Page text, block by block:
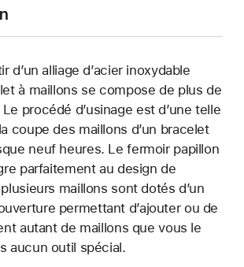
d’un alliage d’acier inoxydable
à maillons se compose de plus de
procédé d’usinage est d’une telle
coupe des maillons d’un bracelet
neuf heures. Le fermoir papillon
parfaitement au design de
maillons sont dotés d’un
permettant d’ajouter ou de
autant de maillons que vous le
aucun outil spécial.